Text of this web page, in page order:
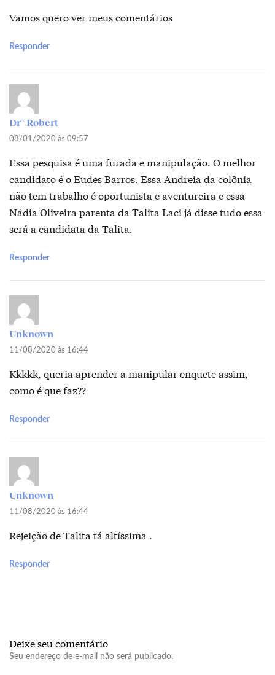
Vamos quero ver meus comentários
Responder
Dr° Robert
08/01/2020 às 09:57
Essa pesquisa é uma furada e manipulação. O melhor
candidato é o Eudes Barros. Essa Andreia da colônia
não tem trabalho é oportunista e aventureira e essa
Nádia Oliveira parenta da Talita Laci já disse tudo essa
será a candidata da Talita.
Responder
Unknown
11/08/2020 às 16:44
Kkkkk, queria aprender a manipular enquete assim,
como é que faz??
Responder
Unknown
11/08/2020 às 16:44
Rejeição de Talita tá altíssima .
Responder
Deixe seu comentário
Seu endereço de e-mail não será publicado.